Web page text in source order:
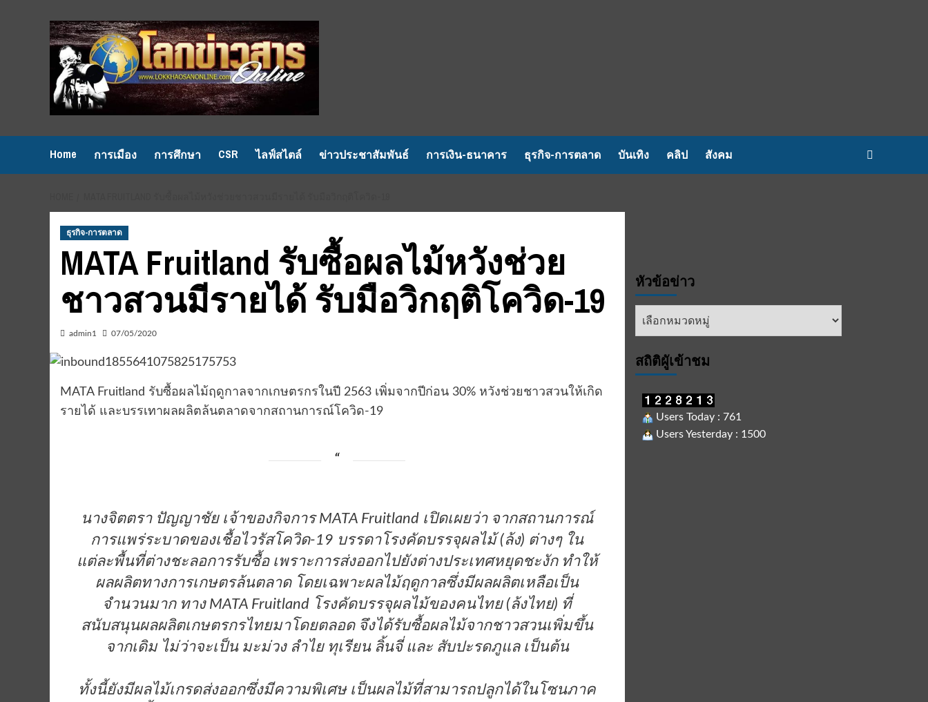
Home การเมือง การศึกษา CSR ไลฟ์สไตล์ ข่าวประชาสัมพันธ์ การเงิน-ธนาคาร ธุรกิจ-การตลาด บันเทิง คลิป สังคม
ธุรกิจ-การตลาด
MATA Fruitland รับซื้อผลไม้หวังช่วย
ชาวสวนมีรายได้ รับมือวิกฤติโควิด-19
admin1 07/05/2020
MATA Fruitland รับซื้อผลไม้ฤดูกาลจากเกษตรกรในปี 2563 เพิ่มจากปีก่อน 30% หวังช่วยชาวสวนให้เกิด
รายได้ และบรรเทาผลผลิตล้นตลาดจากสถานการณ์โควิด-19
นางจิตตรา ปัญญาชัย เจ้าของกิจการ MATA Fruitland เปิดเผยว่า จากสถานการณ์
การแพร่ระบาดของเชื้อไวรัสโควิด-19 บรรดาโรงคัดบรรจุผลไม้ (ล้ง) ต่างๆ ใน
แต่ละพื้นที่ต่างชะลอการรับซื้อ เพราะการส่งออกไปยังต่างประเทศหยุดชะงัก ทำให้
ผลผลิตทางการเกษตรล้นตลาด โดยเฉพาะผลไม้ฤดูกาลซึ่งมีผลผลิตเหลือเป็น
จำนวนมาก ทาง MATA Fruitland โรงคัดบรรจุผลไม้ของคนไทย (ล้งไทย) ที่
สนับสนุนผลผลิตเกษตรกรไทยมาโดยตลอด จึงได้รับซื้อผลไม้จากชาวสวนเพิ่มขึ้น
จากเดิม ไม่ว่าจะเป็น มะม่วง ลำไย ทุเรียน ลิ้นจี่ และ สับปะรดภูแล เป็นต้น
ทั้งนี้ยังมีผลไม้เกรดส่งออกซึ่งมีความพิเศษ เป็นผลไม้ที่สามารถปลูกได้ในโซนภาค
หัวข้อข่าว
หัวข้อ
สถิติผูัเข้าชม
Users Today : 761
Users Yesterday : 1500